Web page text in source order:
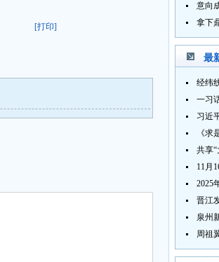
[打印]
最
习近
泉州